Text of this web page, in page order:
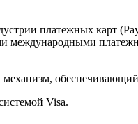
платежных карт
международными
обеспечивающий
Visa.